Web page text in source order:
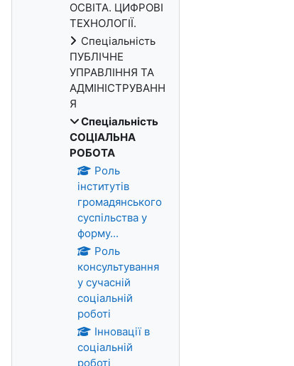
ОСВІТА. ЦИФРОВІ
ТЕХНОЛОГІЇ.
Спеціальність
ПУБЛІЧНЕ
УПРАВЛІННЯ ТА
АДМІНІСТРУВАНН
Я
Спеціальність
СОЦІАЛЬНА
РОБОТА
Роль
інститутів
громадянського
суспільства у
форму...
Роль
консультування
у сучасній
соціальній
роботі
Інновації в
соціальній
роботі